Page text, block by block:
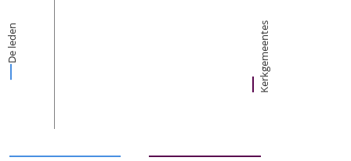
De leden Kerkgemeentes